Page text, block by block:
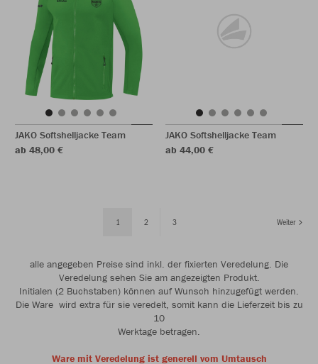
JAKO Softshelljacke Team
ab 48,00 €
JAKO Softshelljacke Team
ab 44,00 €
1 2 3 Weiter
alle angegeben Preise sind inkl. der fixierten Veredelung. Die
Veredelung sehen Sie am angezeigten Produkt.
Initialen (2 Buchstaben) können auf Wunsch hinzugefügt werden.
Die Ware wird extra für sie veredelt, somit kann die Lieferzeit bis zu
10
Werktage betragen.
Ware mit Veredelung ist generell vom Umtausch